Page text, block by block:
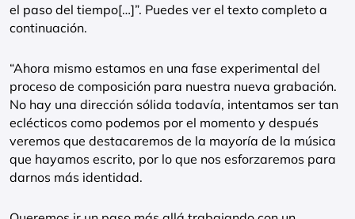
el paso del tiempo[…]”. Puedes ver el texto completo a
continuación.
“Ahora mismo estamos en una fase experimental del
proceso de composición para nuestra nueva grabación.
No hay una dirección sólida todavía, intentamos ser tan
eclécticos como podemos por el momento y después
veremos que destacaremos de la mayoría de la música
que hayamos escrito, por lo que nos esforzaremos para
darnos más identidad.